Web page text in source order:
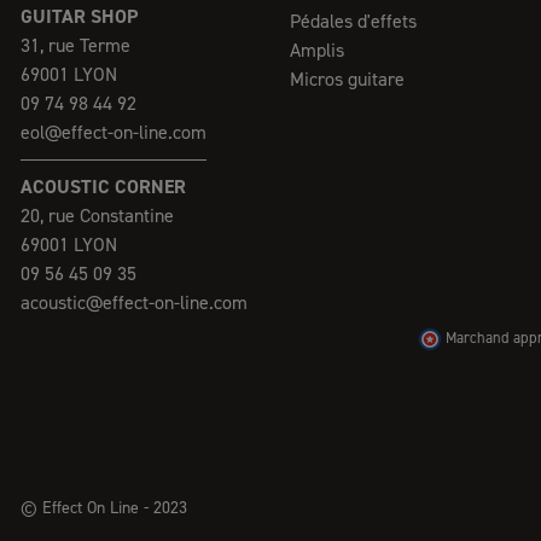
GUITAR SHOP
31, rue Terme
69001 LYON
09 74 98 44 92
eol@effect-on-line.com
ACOUSTIC CORNER
20, rue Constantine
69001 LYON
09 56 45 09 35
acoustic@effect-on-line.com
Pédales d'effets
Amplis
Micros guitare
Marchand
© Effect On Line - 2023